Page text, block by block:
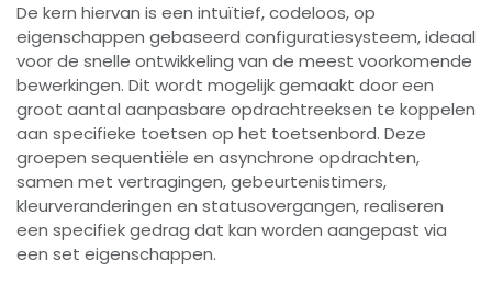
De kern hiervan is een intuïtief, codeloos, op
eigenschappen gebaseerd configuratiesysteem, ideaal
voor de snelle ontwikkeling van de meest voorkomende
bewerkingen. Dit wordt mogelijk gemaakt door een
groot aantal aanpasbare opdrachtreeksen te koppelen
aan specifieke toetsen op het toetsenbord. Deze
groepen sequentiële en asynchrone opdrachten,
samen met vertragingen, gebeurtenistimers,
kleurveranderingen en statusovergangen, realiseren
een specifiek gedrag dat kan worden aangepast via
een set eigenschappen.